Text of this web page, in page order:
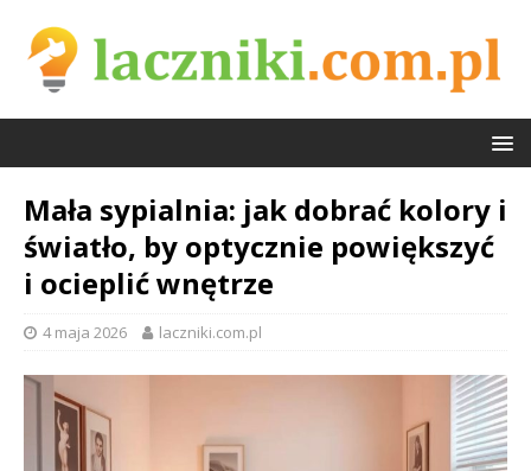
Mała sypialnia: jak dobrać kolory i
światło, by optycznie powiększyć
i ocieplić wnętrze
4 maja 2026 laczniki.com.pl